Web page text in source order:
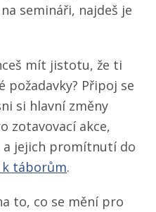
semináři, najdeš je
mít jistotu, že ti
požadavky? Připoj se
si hlavní změny
zotavovací akce,
a jejich promítnutí do
k táborům.
to, co se mění pro